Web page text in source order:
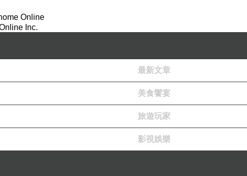
會被海水淹沒，因為台階會隨潮水自動升降。
這樣真是不好意思
Online
Inc.
最新文章
美食饗宴
旅遊玩家
影視娛樂